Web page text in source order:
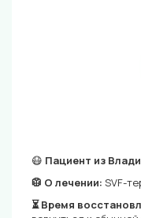
😷 Пациент из
🥼 О лечении: SVF-
⏳ Время